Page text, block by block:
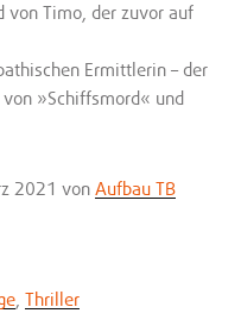
von Timo, der zuvor auf
Ermittlerin – der
»Schiffsmord« und
2021 vonAufbau TB
,Thriller